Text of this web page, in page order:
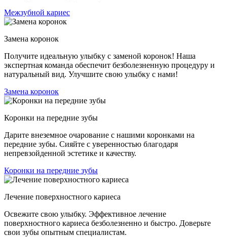
Межзубной кариес
Замена коронок
Получите идеальную улыбку с заменой коронок! Наша
экспертная команда обеспечит безболезненную процедуру и
натуральный вид. Улучшите свою улыбку с нами!
Замена коронок
Коронки на передние зубы
Дарите внеземное очарование с нашими коронками на
передние зубы. Сияйте с уверенностью благодаря
непревзойденной эстетике и качеству.
Коронки на передние зубы
Лечение поверхностного кариеса
Освежите свою улыбку. Эффективное лечение
поверхностного кариеса безболезненно и быстро. Доверьте
свои зубы опытным специалистам.